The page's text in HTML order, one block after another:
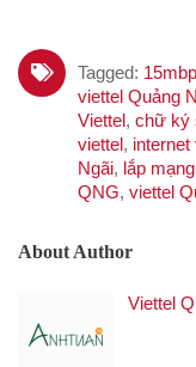
Tagged:
viettel Quảng
Viettel, chữ ký
viettel, internet
Ngãi, lắp
QNG, viettel
About Author
Viettel